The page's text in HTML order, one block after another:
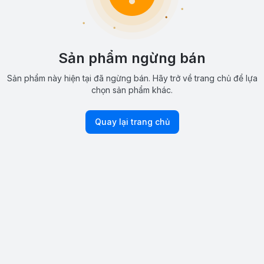
Sản phẩm ngừng bán
Sản phẩm này hiện tại đã ngừng bán. Hãy trở về trang chủ để lựa
chọn sản phẩm khác.
Quay lại trang chủ